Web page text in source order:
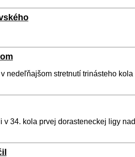
nedeľňajšom stretnutí trinásteho kola
34. kola prvej dorasteneckej ligy nad